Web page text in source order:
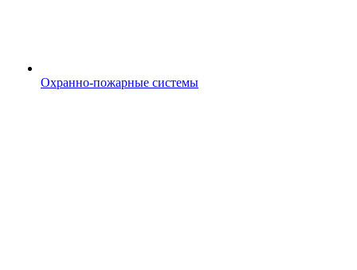
Охранно-пожарные системы